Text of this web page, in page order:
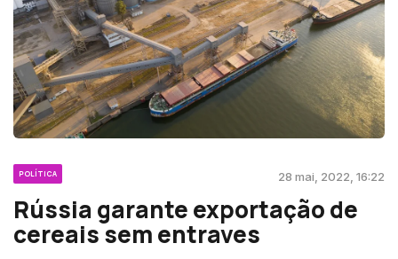
POLÍTICA 28 mai, 2022, 16:22
Rússia garante exportação de
cereais sem entraves